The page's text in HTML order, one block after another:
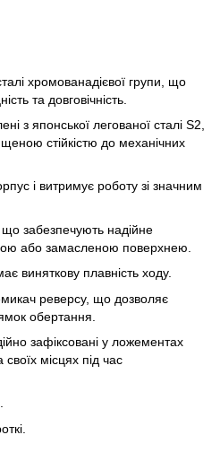
хромованадієвої групи, що
та довговічність.
з японської легованої сталі S2,
стійкістю до механічних
і витримує роботу зі значним
що забезпечують надійне
або замасленою поверхнею.
виняткову плавність ходу.
реверсу, що дозволяє
обертання.
зафіксовані у ложементах
місцях під час